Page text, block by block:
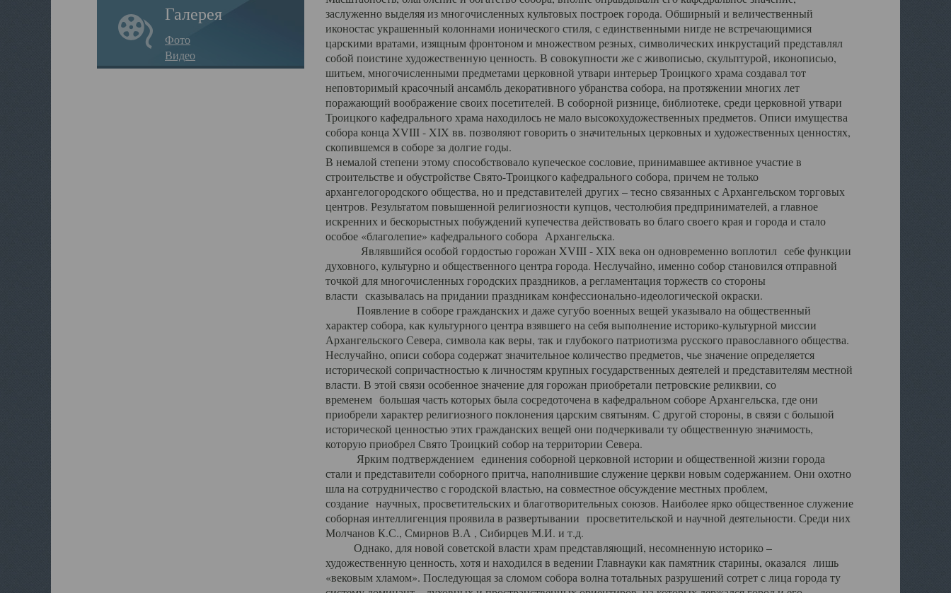
Галерея
Фото
Видео
заслуженно выделяя из многочисленных культовых построек города. Обширный и величественный
иконостас украшенный колоннами ионического стиля, с единственными нигде не встречающимися
царскими вратами, изящным фронтоном и множеством резных, символических инкрустаций представлял
собой поистине художественную ценность. В совокупности же с живописью, скульптурой, иконописью,
шитьем, многочисленными предметами церковной утвари интерьер Троицкого храма создавал тот
неповторимый красочный ансамбль декоративного убранства собора, на протяжении многих лет
поражающий воображение своих посетителей. В соборной ризнице, библиотеке, среди церковной утвари
Троицкого кафедрального храма находилось не мало высокохудожественных предметов. Описи имущества
собора конца XVIII - XIX вв. позволяют говорить о значительных церковных и художественных ценностях,
скопившемся в соборе за долгие годы.
В немалой степени этому способствовало купеческое сословие, принимавшее активное участие в
строительстве и обустройстве Свято-Троицкого кафедрального собора, причем не только
архангелогородского общества, но и представителей других – тесно связанных с Архангельском торговых
центров. Результатом повышенной религиозности купцов, честолюбия предпринимателей, а главное
искренних и бескорыстных побуждений купечества действовать во благо своего края и города и стало
особое «благолепие» кафедрального собора Архангельска.
Являвшийся особой гордостью горожан XVIII - XIX века он одновременно воплотил себе функции
духовного, культурно и общественного центра города. Неслучайно, именно собор становился отправной
точкой для многочисленных городских праздников, а регламентация торжеств со стороны
власти сказывалась на придании праздникам конфессионально-идеологической окраски.
Появление в соборе гражданских и даже сугубо военных вещей указывало на общественный
характер собора, как культурного центра взявшего на себя выполнение историко-культурной миссии
Архангельского Севера, символа как веры, так и глубокого патриотизма русского православного общества.
Неслучайно, описи собора содержат значительное количество предметов, чье значение определяется
исторической сопричастностью к личностям крупных государственных деятелей и представителям местной
власти. В этой связи особенное значение для горожан приобретали петровские реликвии, со
временем большая часть которых была сосредоточена в кафедральном соборе Архангельска, где они
приобрели характер религиозного поклонения царским святыням. С другой стороны, в связи с большой
исторической ценностью этих гражданских вещей они подчеркивали ту общественную значимость,
которую приобрел Свято Троицкий собор на территории Севера.
Ярким подтверждением единения соборной церковной истории и общественной жизни города
стали и представители соборного притча, наполнившие служение церкви новым содержанием. Они охотно
шла на сотрудничество с городской властью, на совместное обсуждение местных проблем,
создание научных, просветительских и благотворительных союзов. Наиболее ярко общественное служение
соборная интеллигенция проявила в развертывании просветительской и научной деятельности. Среди них
Молчанов К.С., Смирнов В.А , Сибирцев М.И. и т.д.
Однако, для новой советской власти храм представляющий, несомненную историко –
художественную ценность, хотя и находился в ведении Главнауки как памятник старины, оказался лишь
«вековым хламом». Последующая за сломом собора волна тотальных разрушений сотрет с лица города ту